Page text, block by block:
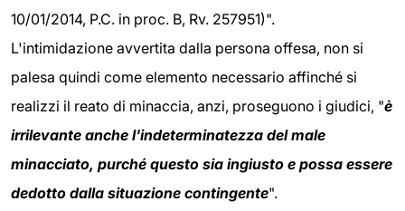
10/01/2014, P.C. in proc. B, Rv. 257951)".
L'intimidazione avvertita dalla persona offesa, non si
palesa quindi come elemento necessario affinché si
realizzi il reato di minaccia, anzi, proseguono i giudici, "è
irrilevante anche l'indeterminatezza del male
minacciato, purché questo sia ingiusto e possa essere
dedotto dalla situazione contingente".